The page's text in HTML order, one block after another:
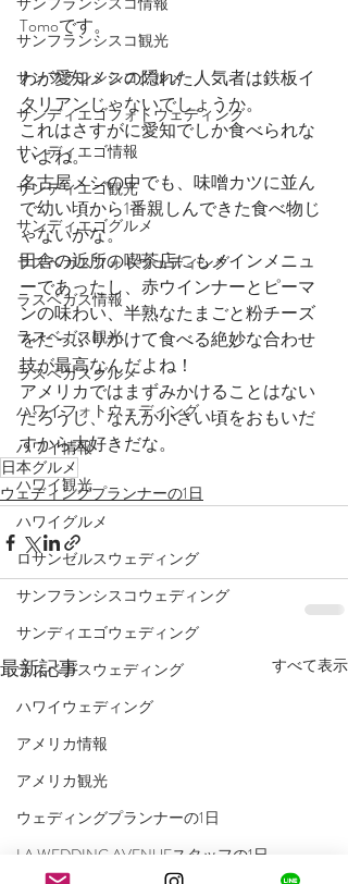
サンフランシスコ観光
サンフランシスコグルメ
サンディエゴフォトウェディング
サンディエゴ情報
サンディエゴ観光
サンディエゴグルメ
ラスベガスフォトウェディング
ラスベガス情報
ラスベガス観光
ラスベガスグルメ
ハワイフォトウェディング
ハワイ情報
ハワイ観光
ハワイグルメ
ロサンゼルスウェディング
サンフランシスコウェディング
サンディエゴウェディング
ラスベガスウェディング
ハワイウェディング
アメリカ情報
アメリカ観光
ウェディングプランナーの1日
LA WEDDING AVENUEスタッフの1日
Tomoです。
わが愛知メシの隠れた人気者は鉄板イ
タリアンじゃないでしょうか。
これはさすがに愛知でしか食べられな
いよね。
名古屋メシの中でも、味噌カツに並ん
で幼い頃から1番親しんできた食べ物じ
ゃないかな。
田舎の近所の喫茶店にもメインメニュ
ーであったし、赤ウインナーとピーマ
ンの味わい、半熟なたまごと粉チーズ
をたっぷりかけて食べる絶妙な合わせ
技が最高なんだよね！
アメリカではまずみかけることはない
だろうし、なんか小さい頃をおもいだ
すから大好きだな。
日本グルメ
ウェディングプランナーの1日
最新記事 すべて表示